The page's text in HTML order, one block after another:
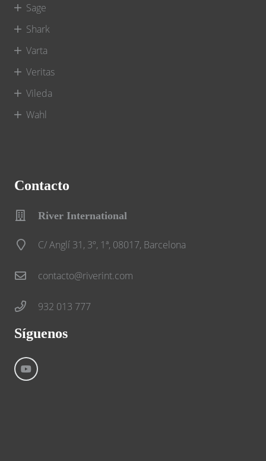
Sage
Shark
Varta
Veritas
Vileda
Wahl
Contacto
River International
C/ Anglí 31, 3º, 1ª, 08017, Barcelona
contacto@riverint.com
932 013 777
Síguenos